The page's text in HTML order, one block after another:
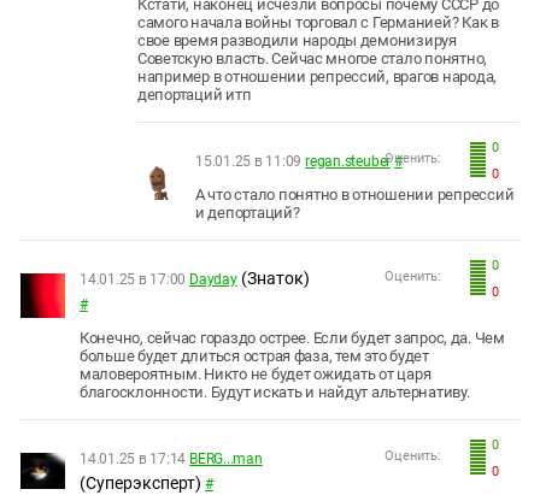
Кстати, наконец исчезли вопросы почему СССР до
самого начала войны торговал с Германией? Как в
свое время разводили народы демонизируя
Советскую власть. Сейчас многое стало понятно,
например в отношении репрессий, врагов народа,
депортаций итп
0
0
Оценить:
15.01.25 в 11:09 regan.steuber #
А что стало понятно в отношении репрессий
и депортаций?
0
0
Оценить:
14.01.25 в 17:00 Dayday (Знаток)
#
Конечно, сейчас гораздо острее. Если будет запрос, да. Чем
больше будет длиться острая фаза, тем это будет
маловероятным. Никто не будет ожидать от царя
благосклонности. Будут искать и найдут альтернативу.
0
0
Оценить:
14.01.25 в 17:14 BERG...man
(Суперэксперт) #